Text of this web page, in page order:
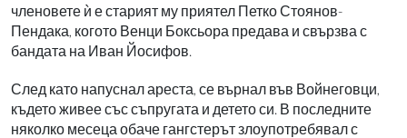
членовете ѝ е старият му приятел Петко Стоянов-
Пендака, когото Венци Боксьора предава и свързва с
бандата на Иван Йосифов.
След като напуснал ареста, се върнал във Войнеговци,
където живее със съпругата и детето си. В последните
няколко месеца обаче гангстерът злоупотребявал с